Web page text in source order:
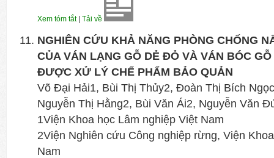
Xem tóm tắt| Tải về
NGHIÊN CỨU KHẢ NĂNG PHÒNG CHỐNG
CỦA VÁN LẠNG GỖ DẺ ĐỎ VÀ VÁN BÓC
ĐƯỢC XỬ LÝ CHẾ PHẨM BẢO QUẢN
Võ Đại Hải1, Bùi Thị Thủy2, Đoàn Thị Bích
Nguyễn Thị Hằng2, Bùi Văn Ái2, Nguyễn Văn
1Viện Khoa học Lâm nghiệp Việt Nam
2Viện Nghiên cứu Công nghiệp rừng, Viện
Nam